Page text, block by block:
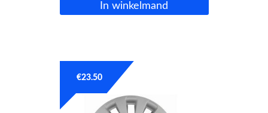
In winkelmand
€23.50